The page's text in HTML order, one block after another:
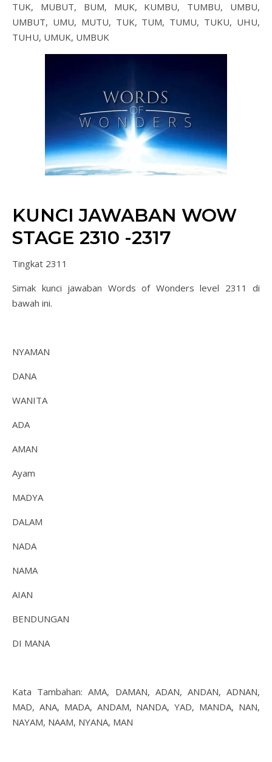
TUK, MUBUT, BUM, MUK, KUMBU, TUMBU, UMBU,
UMBUT, UMU, MUTU, TUK, TUM, TUMU, TUKU, UHU,
TUHU, UMUK, UMBUK
KUNCI JAWABAN WOW
STAGE 2310 -2317
Tingkat 2311
Simak kunci jawaban Words of Wonders level 2311 di
bawah ini.
NYAMAN
DANA
WANITA
ADA
AMAN
Ayam
MADYA
DALAM
NADA
NAMA
AIAN
BENDUNGAN
DI MANA
Kata Tambahan: AMA, DAMAN, ADAN, ANDAN, ADNAN,
MAD, ANA, MADA, ANDAM, NANDA, YAD, MANDA, NAN,
NAYAM, NAAM, NYANA, MAN